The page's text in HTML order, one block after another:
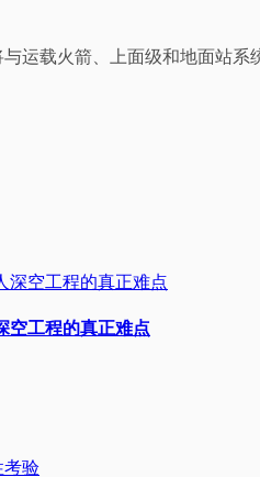
运载火箭、上面级和地面站
空工程的真正难点